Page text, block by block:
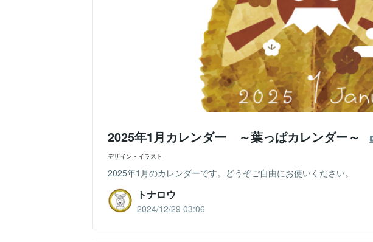
2025年1月カレンダー ～葉っぱカレンダー～
デザイン・イラスト
2025年1月のカレンダーです。どうぞご自由にお使いください。
トナロウ
2024/12/29 03:06